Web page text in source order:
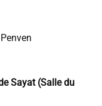
Sayat (Salle du